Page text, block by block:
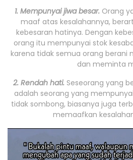
1. Mempunyai jiwa besar. Orang
maaf atas kesalahannya,
kebesaran hatinya. Dengan
orang itu mempunyai stok
karena tidak semua orang berani
dan meminta
2. Rendah hati. Seseorang yang
adalah seorang yang
tidak sombong, biasanya juga
memaafkan